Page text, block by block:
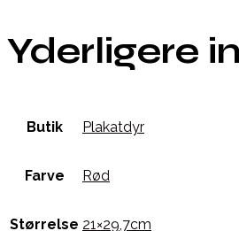
Yderligere
Butik Plakatdyr
Farve Rød
Størrelse 21×29,7cm